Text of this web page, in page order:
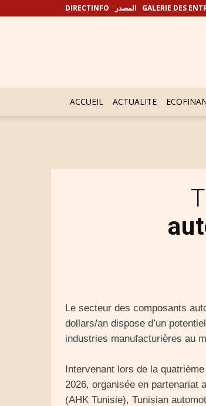
DIRECTINFO المصدر GALERIE DES
ACCUEIL ACTUALITE
Le secteur des composants
dollars/an dispose d’un
industries manufacturières au
Intervenant lors de la
2026, organisée en partenariat
(AHK Tunisie), Tunisian